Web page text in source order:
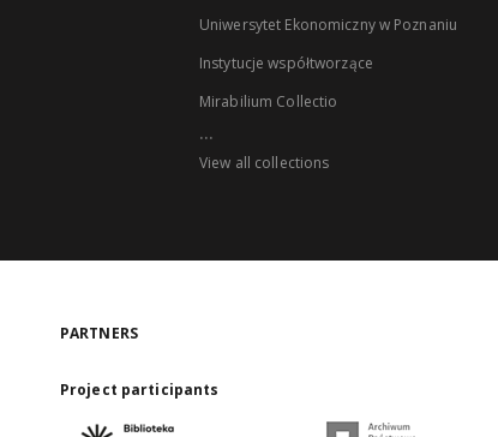
Uniwersytet Ekonomiczny w Poznaniu
Instytucje współtworzące
Mirabilium Collectio
...
View all collections
PARTNERS
Project participants